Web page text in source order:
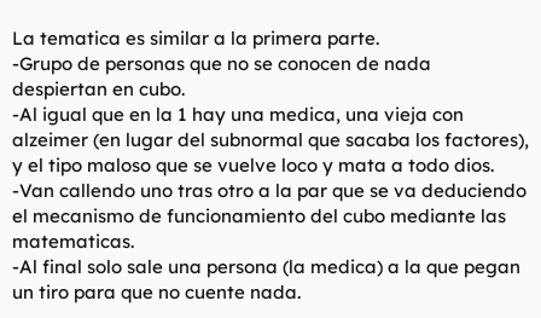
La tematica es similar a la primera parte.
-Grupo de personas que no se conocen de nada
despiertan en cubo.
-Al igual que en la 1 hay una medica, una vieja con
alzeimer (en lugar del subnormal que sacaba los factores),
y el tipo maloso que se vuelve loco y mata a todo dios.
-Van callendo uno tras otro a la par que se va deduciendo
el mecanismo de funcionamiento del cubo mediante las
matematicas.
-Al final solo sale una persona (la medica) a la que pegan
un tiro para que no cuente nada.